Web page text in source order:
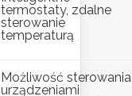
termostaty, zdalne
sterowanie
temperaturą
Możliwość sterowania
urządzeniami